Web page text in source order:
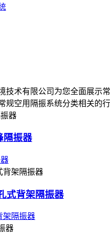
技术有限公司为您全面展示
规空用隔振系统分类相关的
隔振器
式背架隔振器
架隔振器